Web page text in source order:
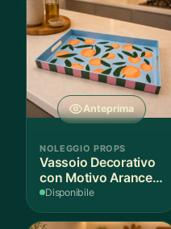
Anteprima
NOLEGGIO PROPS
Vassoio Decorativo
con Motivo Arance e
Foglie
Disponibile